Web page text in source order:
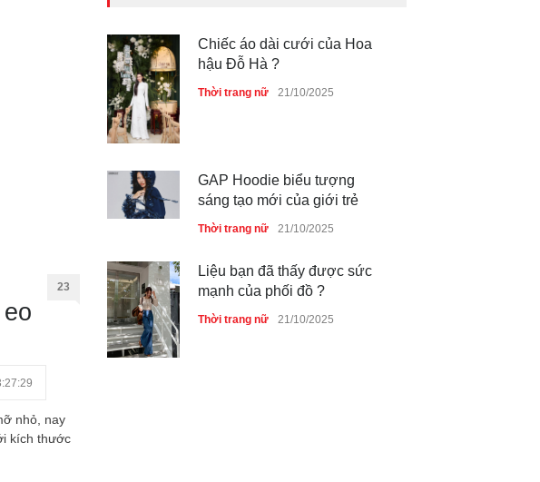
23
nhỏ, nay
kích thước
Chiếc áo dài cưới của Hoa
hậu Đỗ Hà ?
Thời trang nữ 21/10/2025
GAP Hoodie biểu tượng
sáng tạo mới của giới trẻ
Thời trang nữ 21/10/2025
Liệu bạn đã thấy được sức
mạnh của phối đồ ?
Thời trang nữ 21/10/2025